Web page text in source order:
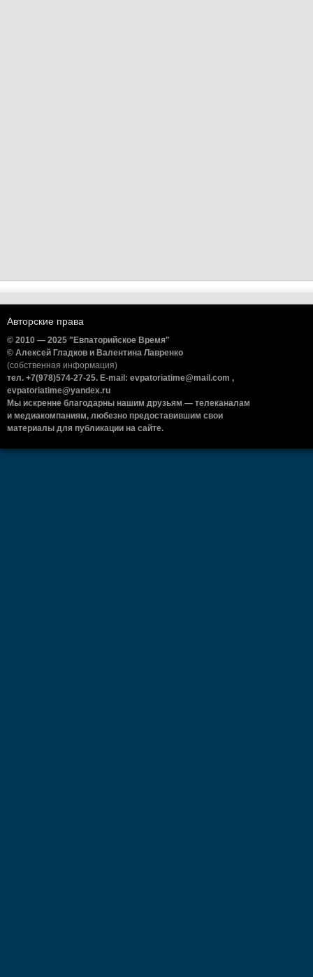
Авторские права
© 2010 — 2025 "Евпаторийское Время"
© Алексей Гладков и Валентина Лавренко
(собственная информация)
тел. +7(978)574-27-25. E-mail: evpatoriatime@mail.com ,
evpatoriatime@yandex.ru
Мы искренне благодарны нашим друзьям — телеканалам
и медиакомпаниям, любезно предоставившим свои
материалы для публикации на сайте.